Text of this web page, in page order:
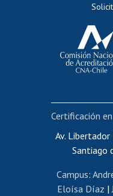
Cursos
Portal
Av.
Santiago
Campus:
Eloísa Díaz |
Certificación